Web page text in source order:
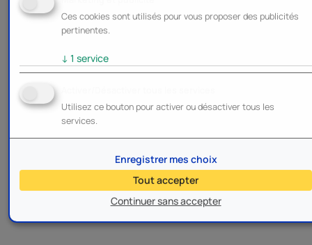
Ces cookies sont utilisés pour vous proposer des publicités
pertinentes.
↓ 1 service
Utilisez ce bouton pour activer ou désactiver tous les
services.
Continuer sans accepter
Enregistrer mes choix
Tout accepter